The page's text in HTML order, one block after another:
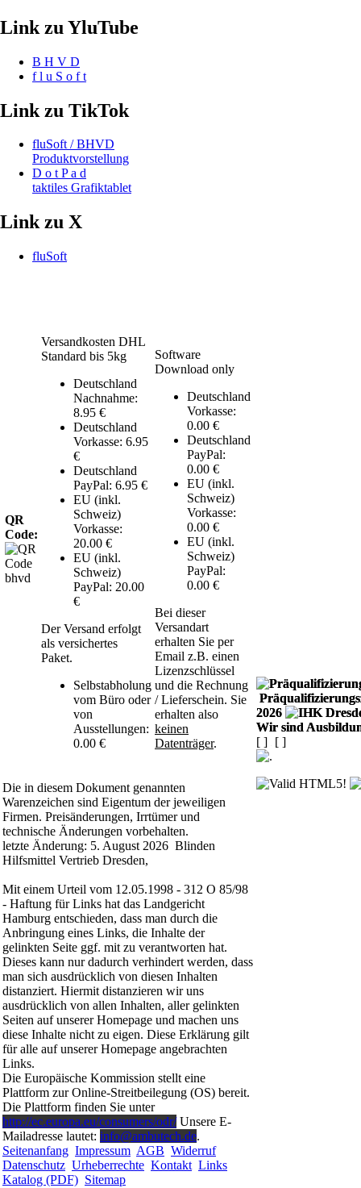
Link zu YluTube
B H V D
f l u S o f t
Link zu TikTok
fluSoft / BHVD
Produktvorstellung
D o t P a d
taktiles Grafiktablet
Link zu X
fluSoft
QR
Code:
Versandkosten DHL
Standard bis 5kg
Deutschland
Nachnahme:
8.95 €
Deutschland
Vorkasse: 6.95
€
Deutschland
PayPal: 6.95 €
EU (inkl.
Schweiz)
Vorkasse:
20.00 €
EU (inkl.
Schweiz)
PayPal: 20.00
€
Der Versand erfolgt
als versichertes
Paket.
Selbstabholung
vom Büro oder
von
Ausstellungen:
0.00 €
Software
Download only
Deutschland
Vorkasse:
0.00 €
Deutschland
PayPal:
0.00 €
EU (inkl.
Schweiz)
Vorkasse:
0.00 €
EU (inkl.
Schweiz)
PayPal:
0.00 €
Bei dieser
Versandart
erhalten Sie per
Email z.B. einen
Lizenzschlüssel
und die Rechnung
/ Lieferschein. Sie
erhalten also
keinen
Datenträger.
Die in diesem Dokument genannten
Warenzeichen sind Eigentum der jeweiligen
Firmen. Preisänderungen, Irrtümer und
technische Änderungen vorbehalten.
letzte Änderung: 5. August 2026 Blinden
Hilfsmittel Vertrieb Dresden,
Mit einem Urteil vom 12.05.1998 - 312 O 85/98
- Haftung für Links hat das Landgericht
Hamburg entschieden, dass man durch die
Anbringung eines Links, die Inhalte der
gelinkten Seite ggf. mit zu verantworten hat.
Dieses kann nur dadurch verhindert werden, dass
man sich ausdrücklich von diesen Inhalten
distanziert. Hiermit distanzieren wir uns
ausdrücklich von allen Inhalten, aller gelinkten
Seiten auf unserer Homepage und machen uns
diese Inhalte nicht zu eigen. Diese Erklärung gilt
für alle auf unserer Homepage angebrachten
Links.
Die Europäische Kommission stellt eine
Plattform zur Online-Streitbeilegung (OS) bereit.
Die Plattform finden Sie unter
http://ec.europa.eu/consumers/odr/Unsere E-
Mailadresse lautet: info@ambutech.de.
Seitenanfang Impressum AGB Widerruf
Datenschutz Urheberrechte Kontakt Links
Katalog (PDF) Sitemap
2026
Wir sind
[ ] [ ]